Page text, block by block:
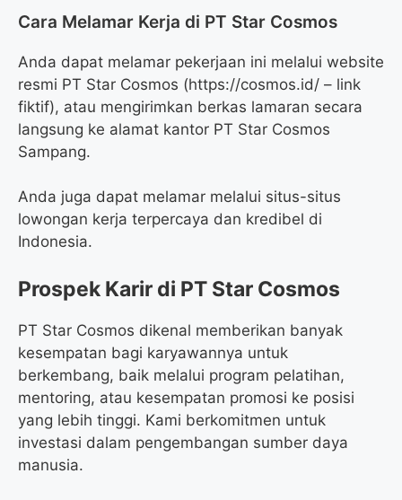
Cara Melamar Kerja di PT Star Cosmos
Anda dapat melamar pekerjaan ini melalui website
resmi PT Star Cosmos (https://cosmos.id/ – link
fiktif), atau mengirimkan berkas lamaran secara
langsung ke alamat kantor PT Star Cosmos
Sampang.
Anda juga dapat melamar melalui situs-situs
lowongan kerja terpercaya dan kredibel di
Indonesia.
Prospek Karir di PT Star Cosmos
PT Star Cosmos dikenal memberikan banyak
kesempatan bagi karyawannya untuk
berkembang, baik melalui program pelatihan,
mentoring, atau kesempatan promosi ke posisi
yang lebih tinggi. Kami berkomitmen untuk
investasi dalam pengembangan sumber daya
manusia.